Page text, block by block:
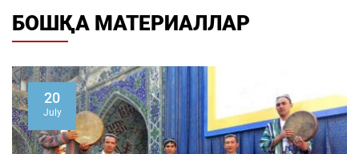
БОШҚА МАТЕРИАЛЛАР
20
July